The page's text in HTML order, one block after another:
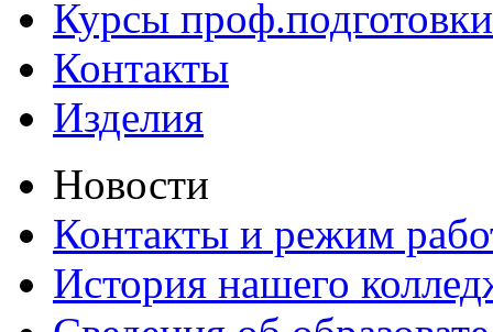
Курсы проф.подготовки
Контакты
Изделия
Новости
Контакты и режим
История нашего